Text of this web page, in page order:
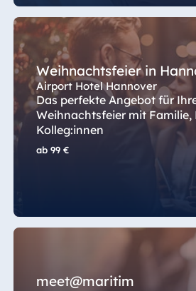
Mauritius
Resort & Spa
Mauritius
Weihnachtsfeier in
Airport Hotel Hannover
Das perfekte Angebot für
Weihnachtsfeier mit Familie,
Kolleg:innen
ab99 €
meet@maritim